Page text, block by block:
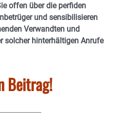
offen über die perfiden
und sensibilisieren
Verwandten und
solcher hinterhältigen Anrufe
Beitrag!